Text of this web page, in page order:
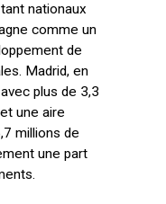
nationaux
comme un
de
Madrid, en
plus de 3,3
une aire
millions de
une part